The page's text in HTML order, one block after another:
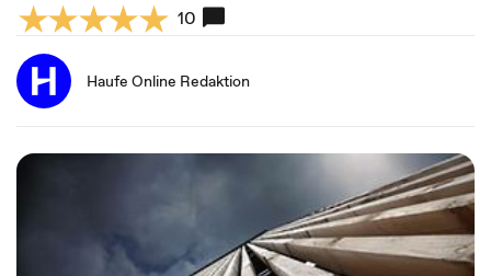
10
Haufe Online Redaktion